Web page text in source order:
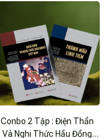
Conbo 2 Tập : Điện Thần
Và Nghi Thức Hầu Đồng